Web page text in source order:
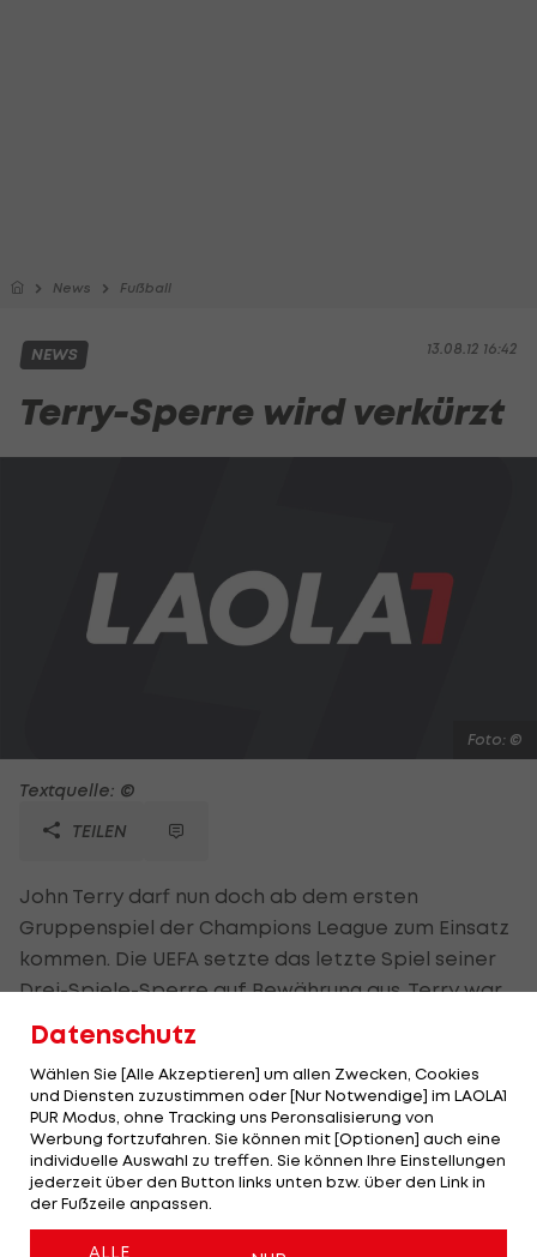
News Fußball
13.08.12 16:42
NEWS
Terry-Sperre wird verkürzt
Foto: ©
Textquelle: ©
TEILEN
John Terry darf nun doch ab dem ersten
Gruppenspiel der Champions League zum Einsatz
kommen. Die UEFA setzte das letzte Spiel seiner
Drei-Spiele-Sperre auf Bewährung aus. Terry war
im CL-Halbfinale gegen den FC Barcelona
ausgeschlossen worden und versäumte danach
das Finale gegen den FC Bayern in München. Auch
beim UEFA Super Cup am 31. August gegen Atletico
Madrid wird der englische Nationalspieler nur
zusehen. Die Bewährungsfrist wurde von der UEFA
auf drei Jahre festgelegt.
Datenschutz
Wählen Sie [Alle Akzeptieren] um allen Zwecken, Cookies
und Diensten zuzustimmen oder [Nur Notwendige] im LAOLA1
PUR Modus, ohne Tracking uns Peronsalisierung von
Werbung fortzufahren. Sie können mit [Optionen] auch eine
individuelle Auswahl zu treffen. Sie können Ihre Einstellungen
jederzeit über den Button links unten bzw. über den Link in
der Fußzeile anpassen.
ALLE